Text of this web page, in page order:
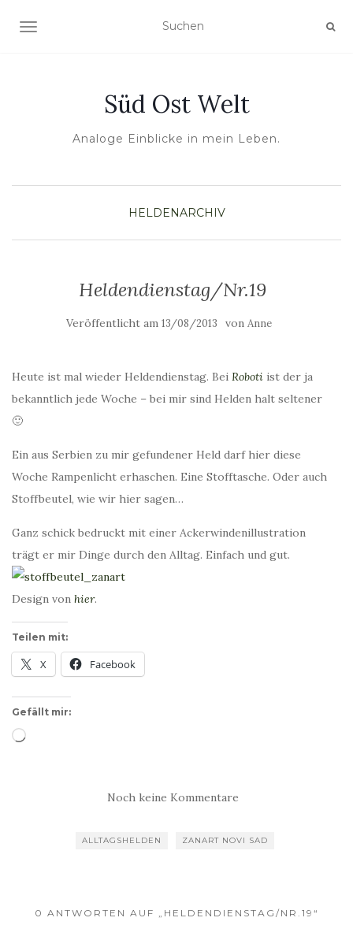
NAVIGATION UMSCHALTEN
Süd Ost Welt
Analoge Einblicke in mein Leben.
HELDENARCHIV
Heldendienstag/Nr.19
Veröffentlicht am 13/08/2013 von Anne
Heute ist mal wieder Heldendienstag. Bei Roboti ist der ja
bekanntlich jede Woche – bei mir sind Helden halt seltener
🙂
Ein aus Serbien zu mir gefundener Held darf hier diese
Woche Rampenlicht erhaschen. Eine Stofftasche. Oder auch
Stoffbeutel, wie wir hier sagen…
Ganz schick bedruckt mit einer Ackerwindenillustration
trägt er mir Dinge durch den Alltag. Einfach und gut.
Design von hier.
Teilen mit:
X Facebook
Gefällt mir:
Wird
Noch keine Kommentare
ALLTAGSHELDEN ZANART NOVI SAD
0 ANTWORTEN AUF „HELDENDIENSTAG/NR.19“